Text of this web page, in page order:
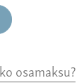
osamaksu?